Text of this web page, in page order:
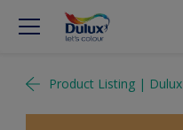
Product Listing | Dulux